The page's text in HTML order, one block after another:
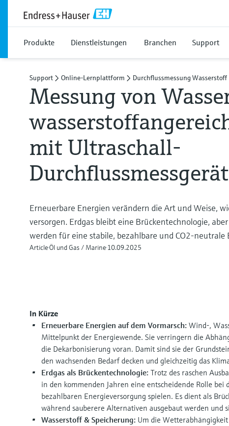
Produkte Dienstleistungen Branchen Support
Support Online-Lernplattform Durchflussmessung Wasserstoff
Messung von
mit Ultraschall-
Erneuerbare Energien verändern die Art und Weise,
versorgen. Erdgas bleibt eine Brückentechnologie,
werden für eine stabile, bezahlbare und CO2-
ArticleÖl und Gas / Marine10.09.2025
In Kürze
Erneuerbare Energien auf dem Vormarsch: Wind-,
Mittelpunkt der Energiewende. Sie verringern die
die Dekarbonisierung voran. Damit sind sie der
den wachsenden Bedarf decken und gleichzeitig das
Erdgas als Brückentechnologie: Trotz des raschen
in den kommenden Jahren eine entscheidende Rolle bei
bezahlbaren Energieversorgung spielen. Es dient als
während sauberere Alternativen ausgebaut werden und
Wasserstoff & Speicherung: Um die